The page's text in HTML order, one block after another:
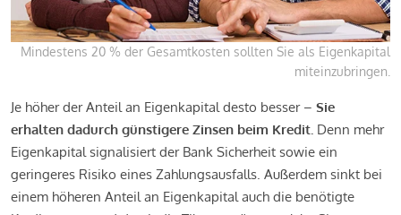
Mindestens 20 % der Gesamtkosten sollten Sie als Eigenkapital
miteinzubringen.
Je höher der Anteil an Eigenkapital desto besser – Sie
erhalten dadurch günstigere Zinsen beim Kredit. Denn mehr
Eigenkapital signalisiert der Bank Sicherheit sowie ein
geringeres Risiko eines Zahlungsausfalls. Außerdem sinkt bei
einem höheren Anteil an Eigenkapital auch die benötigte